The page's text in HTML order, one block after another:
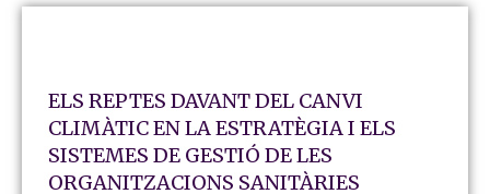
ELS REPTES DAVANT DEL CANVI
CLIMÀTIC EN LA ESTRATÈGIA I ELS
SISTEMES DE GESTIÓ DE LES
ORGANITZACIONS SANITÀRIES